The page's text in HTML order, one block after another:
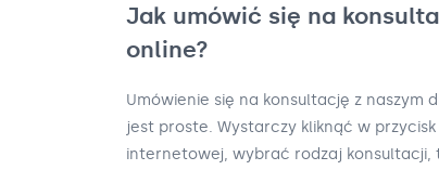
Jak umówić się na
online?
Umówienie się na konsultację z naszym
jest proste. Wystarczy kliknąć w
internetowej, wybrać rodzaj konsultacji,